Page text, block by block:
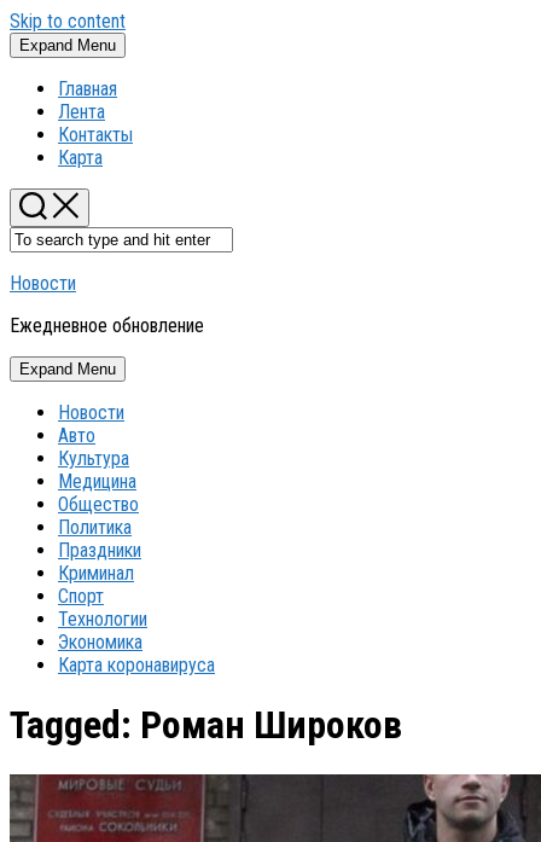
Skip to content
Expand Menu
Главная
Лента
Контакты
Карта
Новости
Ежедневное обновление
Expand Menu
Новости
Авто
Культура
Медицина
Общество
Политика
Праздники
Криминал
Спорт
Технологии
Экономика
Карта коронавируса
Tagged: Роман Широков